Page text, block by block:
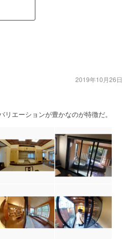
エーションが豊かなのが特徴だ。
2019年10月26日